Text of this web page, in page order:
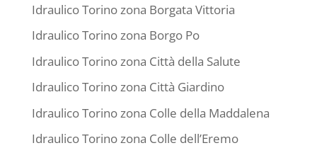
Idraulico Torino zona Borgata Vittoria
Idraulico Torino zona Borgo Po
Idraulico Torino zona Città della Salute
Idraulico Torino zona Città Giardino
Idraulico Torino zona Colle della Maddalena
Idraulico Torino zona Colle dell’Eremo